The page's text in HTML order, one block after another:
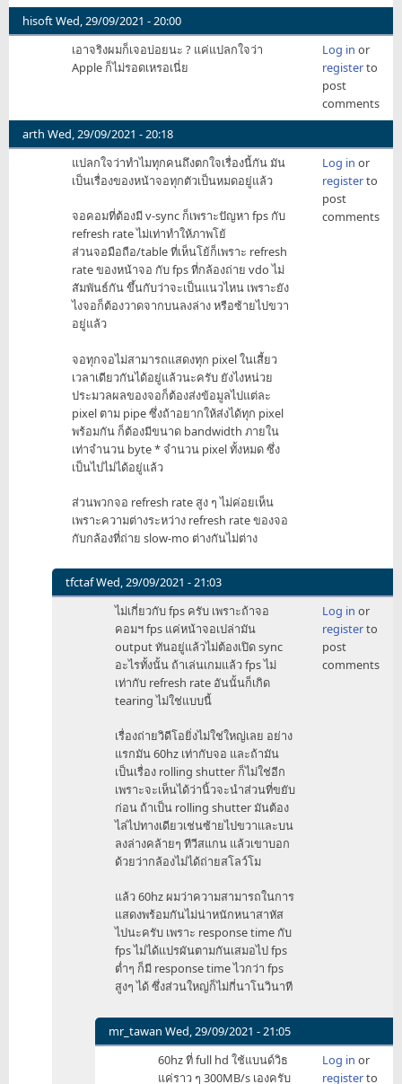
hisoftWed, 29/09/2021 - 20:00
เอาจริงผมก็เจอบ่อยนะ ? แค่แปลกใจว่า
Apple ก็ไม่รอดเหรอเนี่ย
Log in or
registerto
post
comments
arth Wed, 29/09/2021 - 20:18
แปลกใจว่าทำไมทุกคนถึงตกใจเรื่องนี้กัน มัน
เป็นเรื่องของหน้าจอทุกตัวเป็นหมดอยู่แล้ว
จอคอมที่ต้องมี v-sync ก็เพราะปัญหา fps กับ
refresh rate ไม่เท่าทำให้ภาพโย้
ส่วนจอมือถือ/table ที่เห็นโย้ก็เพราะ refresh
rate ของหน้าจอ กับ fps ที่กล้องถ่าย vdo ไม่
สัมพันธ์กัน ขึ้นกับว่าจะเป็นแนวไหน เพราะยัง
ไงจอก็ต้องวาดจากบนลงล่าง หรือซ้ายไปขวา
อยู่แล้ว
จอทุกจอไม่สามารถแสดงทุก pixel ในเสี้ยว
เวลาเดียวกันได้อยู่แล้วนะครับ ยังไงหน่วย
ประมวลผลของจอก็ต้องส่งข้อมูลไปแต่ละ
pixel ตาม pipe ซึ่งถ้าอยากให้ส่งได้ทุก pixel
พร้อมกัน ก็ต้องมีขนาด bandwidth ภายใน
เท่าจำนวน byte * จำนวน pixel ทั้งหมด ซึ่ง
เป็นไปไม่ได้อยู่แล้ว
ส่วนพวกจอ refresh rate สูง ๆ ไม่ค่อยเห็น
เพราะความต่างระหว่าง refresh rate ของจอ
กับกล้องที่ถ่าย slow-mo ต่างกันไม่ต่าง
Log in or
registerto
post
comments
tfctafWed, 29/09/2021 - 21:03
In
ไม่เกี่ยวกับ fps ครับ เพราะถ้าจอ
คอมฯ fps แค่หน้าจอเปล่ามัน
output ทันอยู่แล้วไม่ต้องเปิด sync
อะไรทั้งนั้น ถ้าเล่นเกมแล้ว fps ไม่
เท่ากับ refresh rate อันนั้นก็เกิด
tearing ไม่ใช่แบบนี้
เรื่องถ่ายวิดีโอยิ่งไม่ใช่ใหญ่เลย อย่าง
แรกมัน 60hz เท่ากับจอ และถ้ามัน
เป็นเรื่อง rolling shutter ก็ไม่ใช่อีก
เพราะจะเห็นได้ว่านิ้วจะนำส่วนที่ขยับ
ก่อน ถ้าเป็น rolling shutter มันต้อง
ไล่ไปทางเดียวเช่นซ้ายไปขวาและบน
ลงล่างคล้ายๆ ทีวีสแกน แล้วเขาบอก
ด้วยว่ากล้องไม่ได้ถ่ายสโลว์โม
แล้ว 60hz ผมว่าความสามารถในการ
แสดงพร้อมกันไม่น่าหนักหนาสาหัส
ไปนะครับ เพราะ response time กับ
fps ไม่ได้แปรผันตามกันเสมอไป fps
ต่ำๆ ก็มี response time ไวกว่า fps
สูงๆ ได้ ซึ่งส่วนใหญ่ก็ไม่กี่นาโนวินาที
Log in or
registerto
post
comments
mr_tawan Wed, 29/09/2021 - 21:05
In
60hz ที่ full hd ใช้แบนด์วิธ
แค่ราว ๆ 300MB/s เองครับ
Log in or
registerto